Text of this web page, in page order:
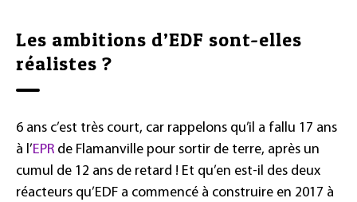
Les ambitions d’EDF sont-elles
réalistes ?
6 ans c’est très court, car rappelons qu’il a fallu 17 ans
à l’EPR de Flamanville pour sortir de terre, après un
cumul de 12 ans de retard ! Et qu’en est-il des deux
réacteurs qu’EDF a commencé à construire en 2017 à